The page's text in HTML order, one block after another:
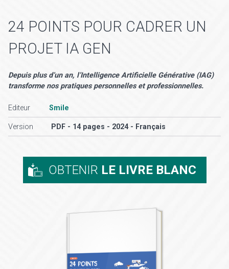
24 POINTS POUR CADRER UN
PROJET IA GEN
Depuis plus d’un an, l’Intelligence Artificielle Générative (IAG)
transforme nos pratiques personnelles et professionnelles.
Editeur Smile
Version PDF - 14 pages - 2024 - Français
OBTENIR LE LIVRE BLANC